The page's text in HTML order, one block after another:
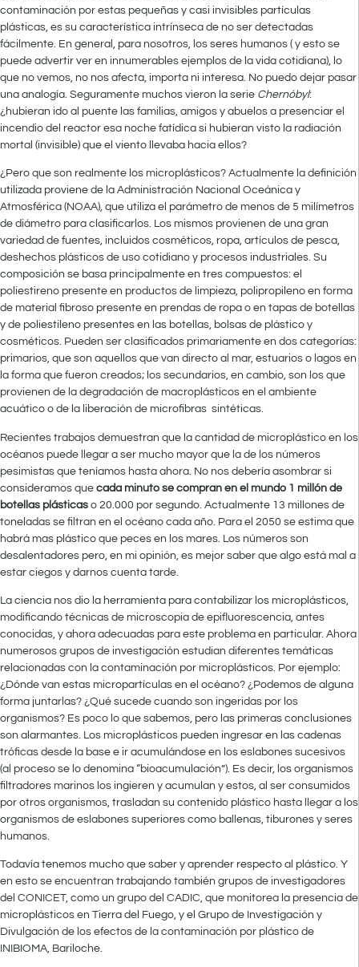
contaminación por estas pequeñas y casi invisibles partículas
plásticas, es su característica intrínseca de no ser detectadas
fácilmente. En general, para nosotros, los seres humanos ( y esto se
puede advertir ver en innumerables ejemplos de la vida cotidiana), lo
que no vemos, no nos afecta, importa ni interesa. No puedo dejar pasar
una analogía. Seguramente muchos vieron la serie Chernóbyl:
¿hubieran ido al puente las familias, amigos y abuelos a presenciar el
incendio del reactor esa noche fatídica si hubieran visto la radiación
mortal (invisible) que el viento llevaba hacia ellos?
¿Pero que son realmente los microplásticos? Actualmente la definición
utilizada proviene de la Administración Nacional Oceánica y
Atmosférica (NOAA), que utiliza el parámetro de menos de 5 milímetros
de diámetro para clasificarlos. Los mismos provienen de una gran
variedad de fuentes, incluidos cosméticos, ropa, artículos de pesca,
deshechos plásticos de uso cotidiano y procesos industriales. Su
composición se basa principalmente en tres compuestos: el
poliestireno presente en productos de limpieza, polipropileno en forma
de material fibroso presente en prendas de ropa o en tapas de botellas
y de poliestileno presentes en las botellas, bolsas de plástico y
cosméticos. Pueden ser clasificados primariamente en dos categorías:
primarios, que son aquellos que van directo al mar, estuarios o lagos en
la forma que fueron creados; los secundarios, en cambio, son los que
provienen de la degradación de macroplásticos en el ambiente
acuático o de la liberación de microfibras sintéticas.
Recientes trabajos demuestran que la cantidad de microplástico en los
océanos puede llegar a ser mucho mayor que la de los números
pesimistas que teníamos hasta ahora. No nos debería asombrar si
consideramos que cada minuto se compran en el mundo 1 millón de
botellas plásticas o 20.000 por segundo. Actualmente 13 millones de
toneladas se filtran en el océano cada año. Para el 2050 se estima que
habrá mas plástico que peces en los mares. Los números son
desalentadores pero, en mi opinión, es mejor saber que algo está mal a
estar ciegos y darnos cuenta tarde.
La ciencia nos dio la herramienta para contabilizar los microplásticos,
modificando técnicas de microscopia de epifluorescencia, antes
conocidas, y ahora adecuadas para este problema en particular. Ahora
numerosos grupos de investigación estudian diferentes temáticas
relacionadas con la contaminación por microplásticos. Por ejemplo:
¿Dónde van estas micropartículas en el océano? ¿Podemos de alguna
forma juntarlas? ¿Qué sucede cuando son ingeridas por los
organismos? Es poco lo que sabemos, pero las primeras conclusiones
son alarmantes. Los microplásticos pueden ingresar en las cadenas
tróficas desde la base e ir acumulándose en los eslabones sucesivos
(al proceso se lo denomina “bioacumulación”). Es decir, los organismos
filtradores marinos los ingieren y acumulan y estos, al ser consumidos
por otros organismos, trasladan su contenido plástico hasta llegar a los
organismos de eslabones superiores como ballenas, tiburones y seres
humanos.
Todavía tenemos mucho que saber y aprender respecto al plástico. Y
en esto se encuentran trabajando también grupos de investigadores
del CONICET, como un grupo del CADIC, que monitorea la presencia de
microplásticos en Tierra del Fuego, y el Grupo de Investigación y
Divulgación de los efectos de la contaminación por plástico de
INIBIOMA, Bariloche.